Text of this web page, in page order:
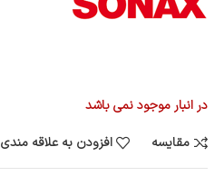
در انبار موجود نمی باشد
مقایسه
افزودن به علاقه مندی